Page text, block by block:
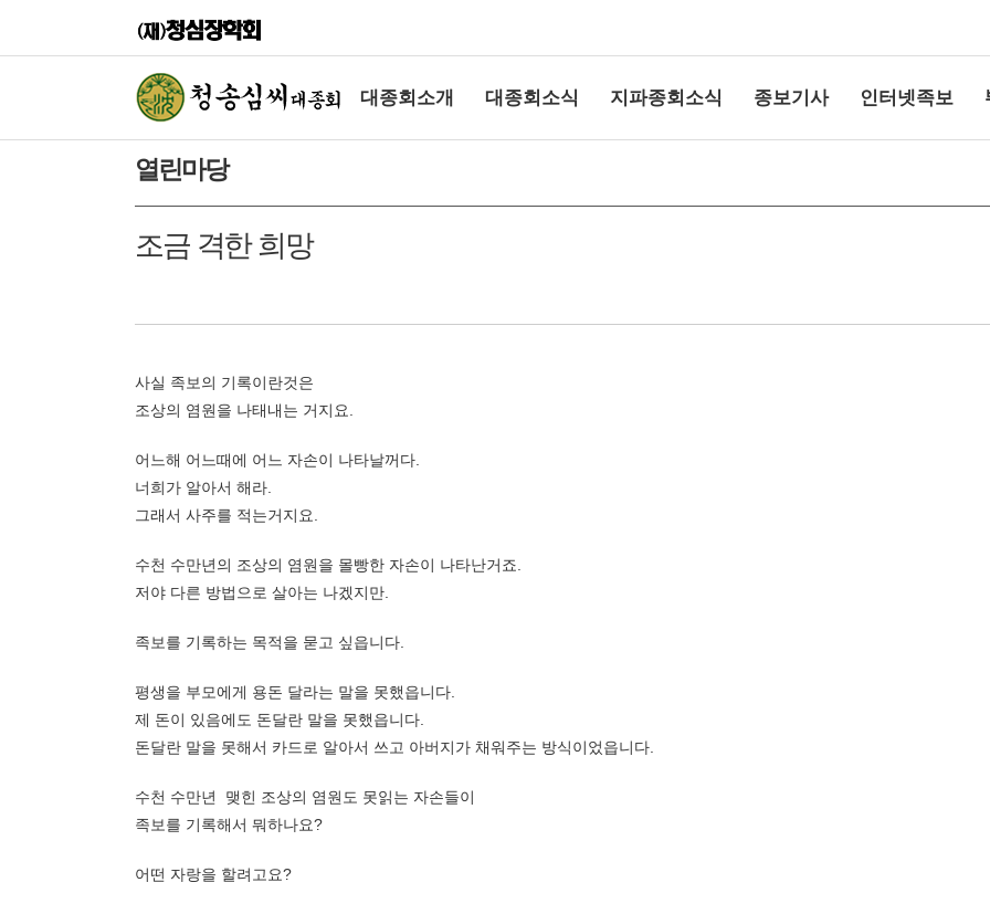
대종회소개 대종회소식 지파종회소식 종보기사 인터넷족보
열린마당
조금 격한 희망
사실 족보의 기록이란것은
조상의 염원을 나태내는 거지요.
어느해 어느때에 어느 자손이 나타날꺼다.
너희가 알아서 해라.
그래서 사주를 적는거지요.
수천 수만년의 조상의 염원을 몰빵한 자손이 나타난거죠.
저야 다른 방법으로 살아는 나겠지만.
족보를 기록하는 목적을 묻고 싶읍니다.
평생을 부모에게 용돈 달라는 말을 못했읍니다.
제 돈이 있음에도 돈달란 말을 못했읍니다.
돈달란 말을 못해서 카드로 알아서 쓰고 아버지가 채워주는 방식이었읍니다.
수천 수만년 맺힌 조상의 염원도 못읽는 자손들이
족보를 기록해서 뭐하나요?
어떤 자랑을 할려고요?